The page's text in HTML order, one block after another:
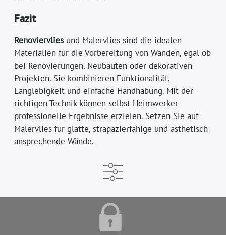
Fazit
Renoviervlies und Malervlies sind die idealen
Materialien für die Vorbereitung von Wänden, egal ob
bei Renovierungen, Neubauten oder dekorativen
Projekten. Sie kombinieren Funktionalität,
Langlebigkeit und einfache Handhabung. Mit der
richtigen Technik können selbst Heimwerker
professionelle Ergebnisse erzielen. Setzen Sie auf
Malervlies für glatte, strapazierfähige und ästhetisch
ansprechende Wände.